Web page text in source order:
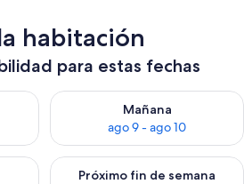
habitación
para estas fechas
para esta noche, ago 8 - ago 9
Mañana
ago 9 - ago 10
Consulta la disponibilidad
para este fin de semana, ago 14 -
Próximo fin de semana
Consulta la disponibilidad